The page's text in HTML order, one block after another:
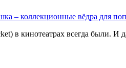
– коллекционные вёдра для
в кинотеатрах всегда были.